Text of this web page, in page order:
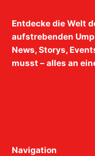
Entdecke die Welt
aufstrebenden
News, Storys,
musst – alles an
Navigation